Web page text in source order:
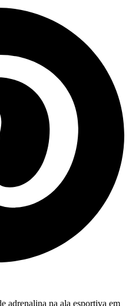
adrenalina na ala esportiva em